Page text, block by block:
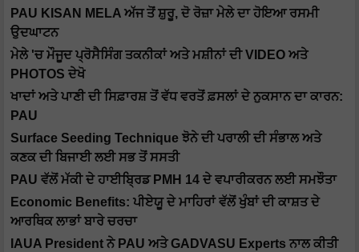
PAU KISAN MELA ਅੱਜ ਤੋਂ ਸ਼ੁਰੂ, ਦੋ ਰੋਜ਼ਾ ਮੇਲੇ ਦਾ ਹੋਇਆ ਰਸਮੀ
ਉਦਘਾਟਨ
ਮੇਲੇ 'ਚ ਮੌਜੂਦ ਪ੍ਰੋਸੈਸਿੰਗ ਤਕਨੀਕਾਂ ਅਤੇ ਮਸ਼ੀਨਾਂ ਦੀ VIDEO ਅਤੇ
PHOTOS ਦੇਖੋ
ਖਾਦਾਂ ਅਤੇ ਪਾਣੀ ਦੀ ਸਿਫ਼ਾਰਸ਼ ਤੋਂ ਵੱਧ ਵਰਤੋਂ ਫ਼ਸਲਾਂ ਦੇ ਨੁਕਸਾਨ ਦਾ ਕਾਰਨ:
PAU
Surface Seeding Technique ਝੋਨੇ ਦੀ ਪਰਾਲੀ ਦੀ ਸੰਭਾਲ ਅਤੇ
ਕਣਕ ਦੀ ਬਿਜਾਈ ਲਈ ਸਭ ਤੋਂ ਸਸਤੀ
PAU ਵੱਲੋਂ ਮੱਕੀ ਦੇ ਹਾਈਬ੍ਰਿਡ PMH 14 ਦੇ ਵਪਾਰੀਕਰਨ ਲਈ ਸਮਝੌਤਾ
Economic Benefits: ਪੀਏਯੂ ਦੇ ਮਾਹਿਰਾਂ ਵੱਲੋਂ ਖੁੰਬਾਂ ਦੀ ਕਾਸ਼ਤ ਦੇ
ਆਰਥਿਕ ਲਾਭਾਂ ਬਾਰੇ ਚਰਚਾ
IAUA President ਨੇ PAU ਅਤੇ GADVASU Experts ਨਾਲ ਕੀਤੀ